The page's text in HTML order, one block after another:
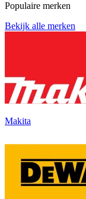
Populaire merken
Bekijk alle merken
Makita